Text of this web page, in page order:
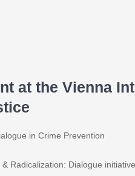
at the Vienna
in Crime Prevention
& Radicalization: Dialogue